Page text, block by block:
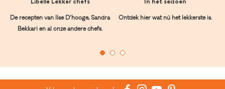
De recepten van Ilse D’hooge, Sandra
Bekkari en al onze andere chefs.
Ontdek hier wat nú het lekkerste is.